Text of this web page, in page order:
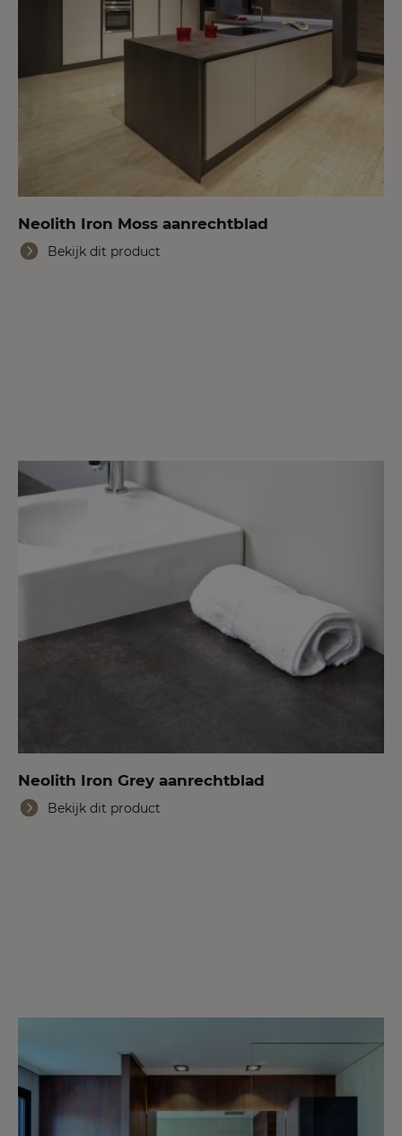
Neolith Iron Moss aanrechtblad
Bekijk dit product
Neolith Iron Grey aanrechtblad
Bekijk dit product